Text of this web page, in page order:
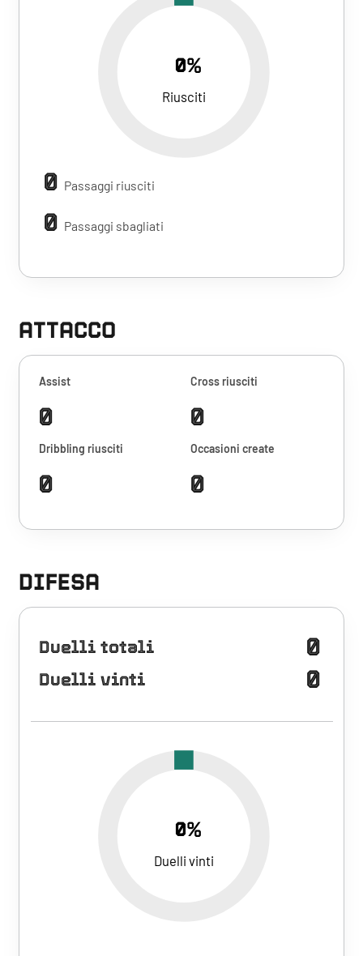
0%
Riusciti
0 Passaggi riusciti
0 Passaggi sbagliati
ATTACCO
Assist
0
Cross riusciti
0
Dribbling riusciti
0
Occasioni create
0
DIFESA
Duelli totali 0
Duelli vinti 0
0%
Duelli vinti